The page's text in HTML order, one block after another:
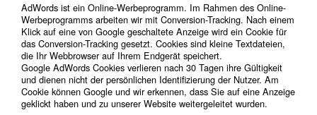
AdWords ist ein Online-Werbeprogramm. Im Rahmen des Online-
Werbeprogramms arbeiten wir mit Conversion-Tracking. Nach einem
Klick auf eine von Google geschaltete Anzeige wird ein Cookie für
das Conversion-Tracking gesetzt. Cookies sind kleine Textdateien,
die Ihr Webbrowser auf Ihrem Endgerät speichert.
Google AdWords Cookies verlieren nach 30 Tagen ihre Gültigkeit
und dienen nicht der persönlichen Identifizierung der Nutzer. Am
Cookie können Google und wir erkennen, dass Sie auf eine Anzeige
geklickt haben und zu unserer Website weitergeleitet wurden.